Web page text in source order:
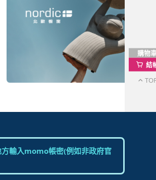
購物
結
輸入momo帳密(例如非政府官